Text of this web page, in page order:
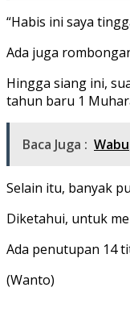
“Habis ini saya
Ada juga
Hingga siang ini,
tahun baru 1
Baca Juga :
Selain itu, banyak
Diketahui, untuk
Ada penutupan 14
(Wanto)